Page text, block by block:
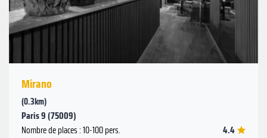
Mirano
(0.3km)
Paris 9 (75009)
Nombre de places : 10-100 pers. 4.4